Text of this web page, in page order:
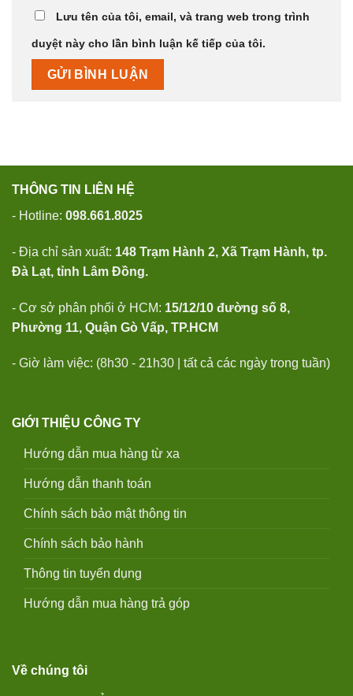
Lưu tên của tôi, email, và trang web trong trình
duyệt này cho lần bình luận kế tiếp của tôi.
THÔNG TIN LIÊN HỆ
- Hotline: 098.661.8025
- Địa chỉ sản xuất: 148 Trạm Hành 2, Xã Trạm Hành, tp.
Đà Lạt, tỉnh Lâm Đồng.
- Cơ sở phân phối ở HCM: 15/12/10 đường số 8,
Phường 11, Quận Gò Vấp, TP.HCM
- Giờ làm việc: (8h30 - 21h30 | tất cả các ngày trong tuần)
GIỚI THIỆU CÔNG TY
Hướng dẫn mua hàng từ xa
Hướng dẫn thanh toán
Chính sách bảo mật thông tin
Chính sách bảo hành
Thông tin tuyển dụng
Hướng dẫn mua hàng trả góp
Về chúng tôi